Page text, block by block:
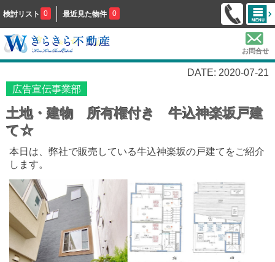
検討リスト 0 最近見た物件 0
お問合せ
DATE: 2020-07-21
広告宣伝事業部
土地・建物 所有権付き 牛込神楽坂戸建
て☆
本日は、弊社で販売している牛込神楽坂の戸建てをご紹介
します。